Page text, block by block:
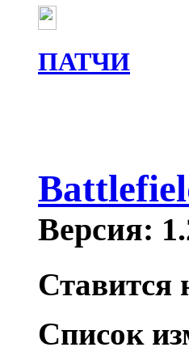
ПАТЧИ
Версия:
Ставится
Список